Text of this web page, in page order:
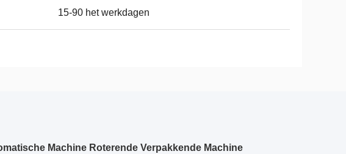
15-90 het werkdagen
Machine Roterende Verpakkende Machine